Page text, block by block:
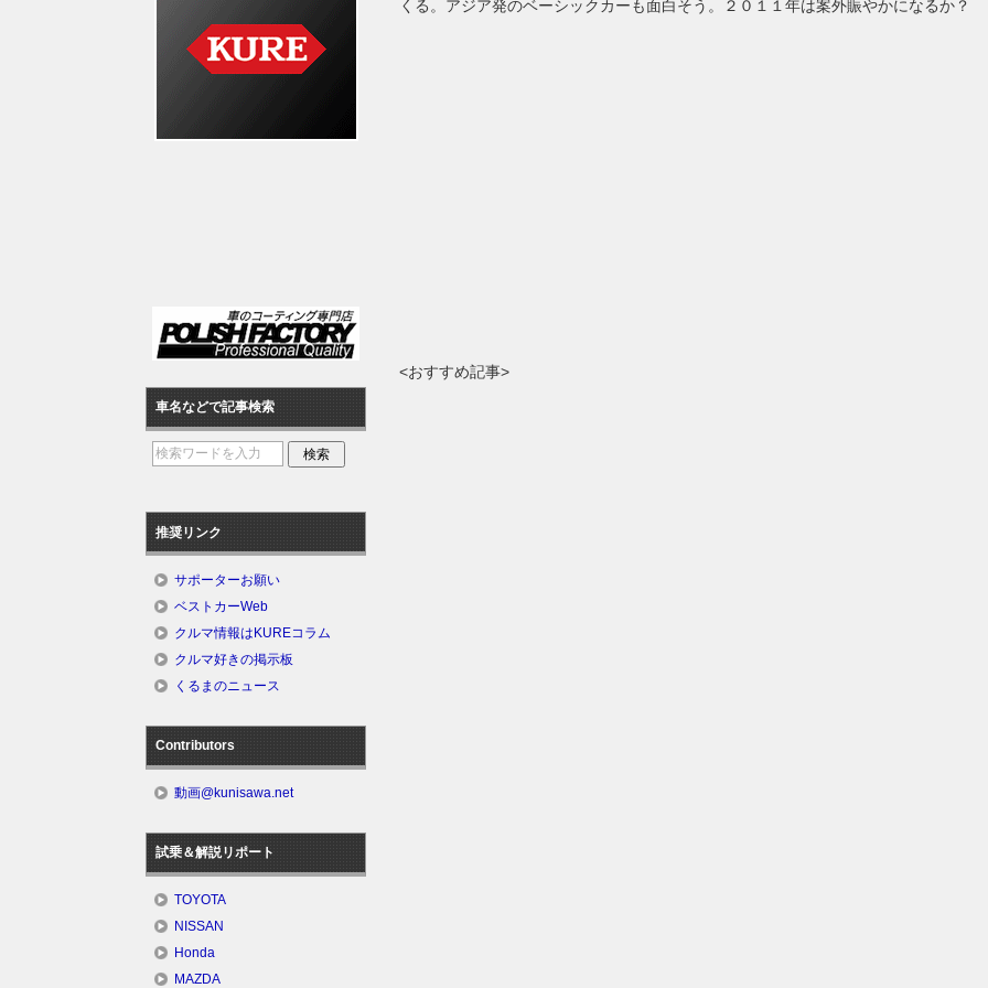
くる。アジア発のベーシックカーも面白そう。２０１１年は案外賑やかになるか？
<おすすめ記事>
車名などで記事検索
推奨リンク
サポーターお願い
ベストカーWeb
クルマ情報はKUREコラム
クルマ好きの掲示板
くるまのニュース
Contributors
動画@kunisawa.net
試乗＆解説リポート
TOYOTA
NISSAN
Honda
MAZDA